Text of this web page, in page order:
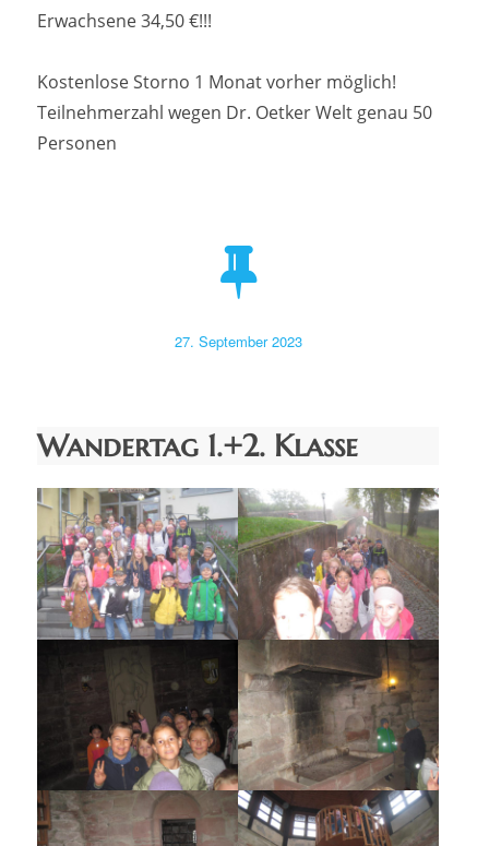
Erwachsene 34,50 €!!!
Kostenlose Storno 1 Monat vorher möglich!
Teilnehmerzahl wegen Dr. Oetker Welt genau 50
Personen
Veröffentlicht
27. September 2023
Wandertag 1.+2. Klasse